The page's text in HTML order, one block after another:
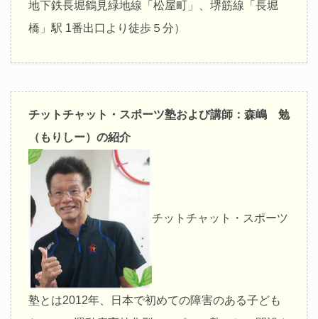
地下鉄長堀鶴見緑地線「松屋町」、堺筋線「長堀
橋」駅 1番出口より徒歩５分）
チットチャット・スポーツ塾および講師：森嶋 勉
（もりしー）の紹介
チットチャット・スポーツ
塾とは2012年、日本で初めての障害のある子ども